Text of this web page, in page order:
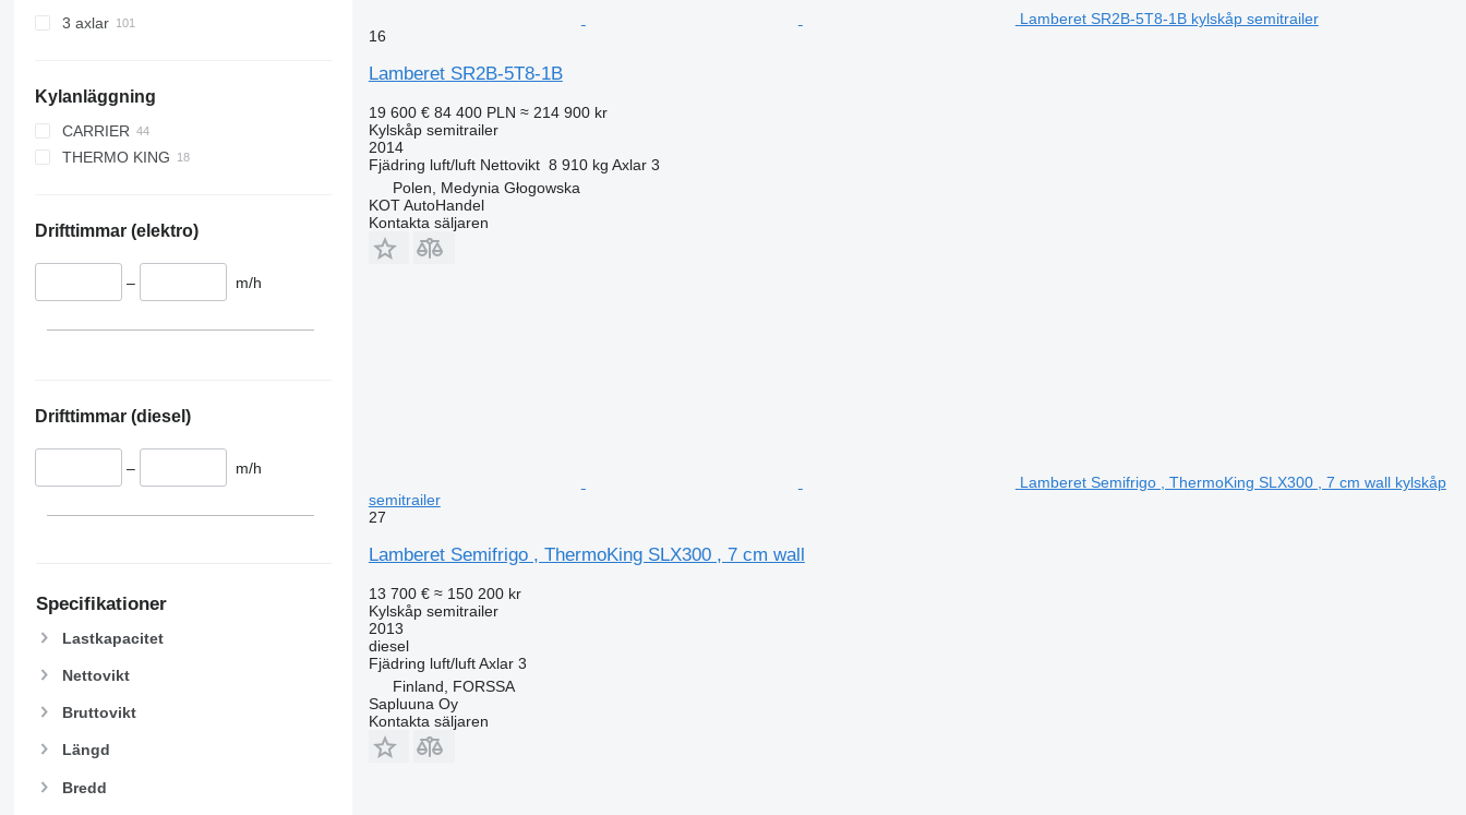
3 axlar
Kylanläggning
CARRIER
MAXIMA 1200
VECTOR 1550
VECTOR 1550 MT
VECTOR 1800 MT
VECTOR HE 19
VECTOR HE 19 MT
THERMO KING
SB-210
SL200
SLX 300
SLXi Spectrum
SPECTRUM
SPECTRUM SL 400
Drifttimmar (elektro)
– m/h
Drifttimmar (diesel)
– m/h
Specifikationer
Lastkapacitet
Nettovikt
Bruttovikt
Längd
Bredd
Lamberet SR2B-5T8-1B kylskåp semitrailer
16
Lamberet SR2B-5T8-1B
19 600 € 84 400 PLN ≈ 214 900 kr
Kylskåp semitrailer
2014
Fjädring luft/luft Nettovikt 8 910 kg Axlar 3
Polen, Medynia Głogowska
KOT AutoHandel
Kontakta säljaren
Lamberet Semifrigo , ThermoKing SLX300 , 7 cm wall kylskåp
semitrailer
27
Lamberet Semifrigo , ThermoKing SLX300 , 7 cm wall
13 700 € ≈ 150 200 kr
Kylskåp semitrailer
2013
diesel
Fjädring luft/luft Axlar 3
Finland, FORSSA
Sapluuna Oy
Kontakta säljaren